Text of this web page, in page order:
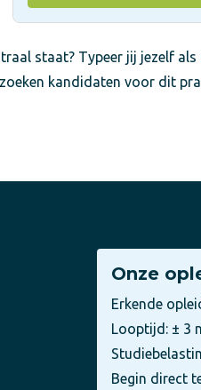
staat? Typeer jij jezelf
kandidaten voor dit
Onze
Erkende
Looptijd: ± 3
Begin direct